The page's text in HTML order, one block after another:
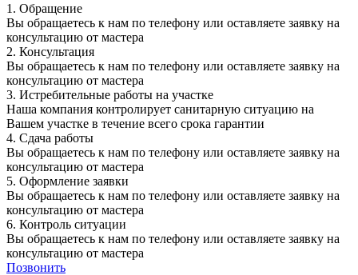
1. Обращение
Вы обращаетесь к нам по телефону или оставляете заявку на
консультацию от мастера
2. Консультация
Вы обращаетесь к нам по телефону или оставляете заявку на
консультацию от мастера
3. Истребительные работы на участке
Наша компания контролирует санитарную ситуацию на
Вашем участке в течение всего срока гарантии
4. Сдача работы
Вы обращаетесь к нам по телефону или оставляете заявку на
консультацию от мастера
5. Оформление заявки
Вы обращаетесь к нам по телефону или оставляете заявку на
консультацию от мастера
6. Контроль ситуации
Вы обращаетесь к нам по телефону или оставляете заявку на
консультацию от мастера
Позвонить